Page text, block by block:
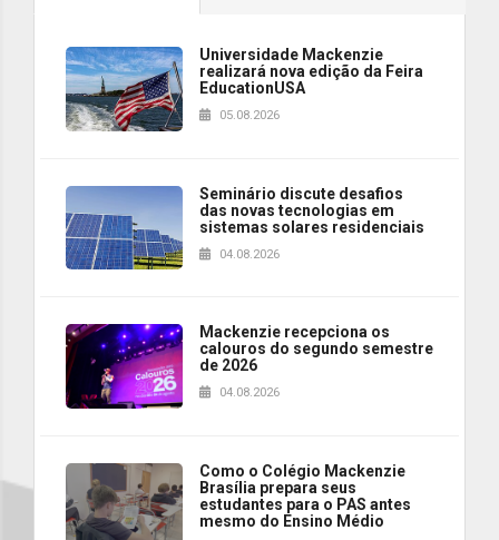
Universidade Mackenzie
realizará nova edição da Feira
EducationUSA
05.08.2026
Seminário discute desafios
das novas tecnologias em
sistemas solares residenciais
04.08.2026
Mackenzie recepciona os
calouros do segundo semestre
de 2026
04.08.2026
Como o Colégio Mackenzie
Brasília prepara seus
estudantes para o PAS antes
mesmo do Ensino Médio